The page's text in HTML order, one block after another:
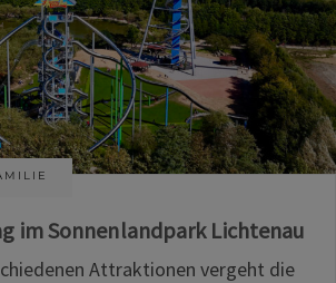
im Sonnenlandpark Lichtenau
Attraktionen vergeht die